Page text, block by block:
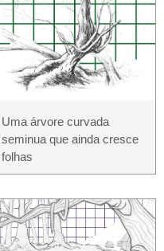
Uma árvore curvada
seminua que ainda cresce
folhas